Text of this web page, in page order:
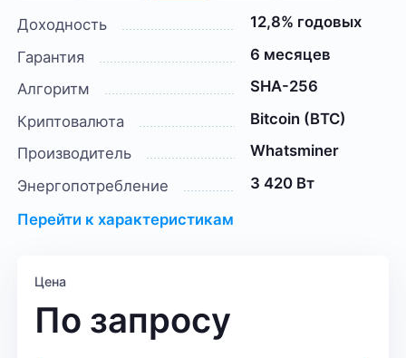
Доходность
12,8% годовых
Гарантия
6 месяцев
Алгоритм
SHA-256
Криптовалюта
Bitcoin (BTC)
Производитель
Whatsminer
Энергопотребление
3 420 Вт
Перейти к характеристикам
Цена
По запросу